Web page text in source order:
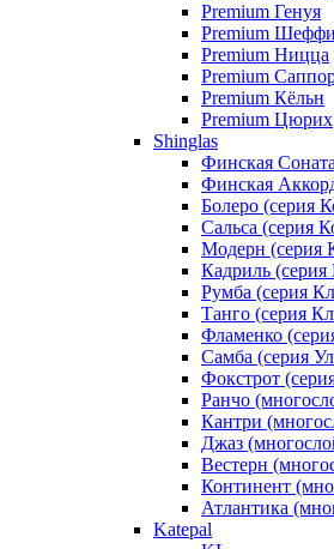
Premium Генуя
Premium
Premium Ницца
Premium
Premium Кёльн
Premium Цюрих
Shinglas
Финская Соната
Финская
Болеро (серия
Сальса (серия
Модерн (серия
Кадриль (серия
Румба (серия
Танго (серия
Фламенко
Самба (серия
Фокстрот
Ранчо
Кантри
Джаз
Вестерн
Континент
Атлантика
Katepal